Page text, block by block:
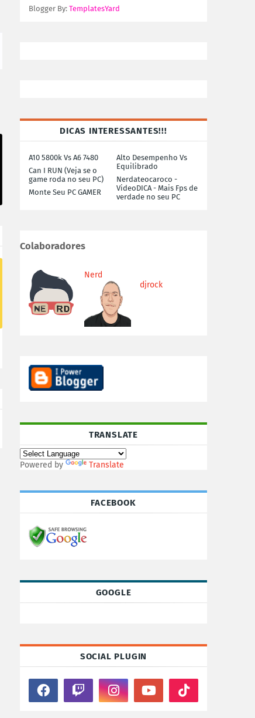
Blogger By: TemplatesYard
DICAS INTERESSANTES!!!
A10 5800k Vs A6 7480
Alto Desempenho Vs
Equilibrado
Can I RUN (Veja se o
game roda no seu PC)
Nerdateocaroco -
VideoDICA - Mais Fps de
verdade no seu PC
Monte Seu PC GAMER
Colaboradores
Nerd
djrock
TRANSLATE
Powered by Translate
FACEBOOK
GOOGLE
SOCIAL PLUGIN